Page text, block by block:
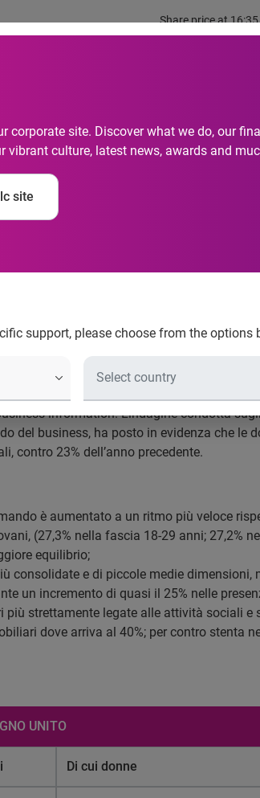
Share price at 16:35
corporate site. Discover what we do, our
vibrant culture, latest news, awards and
site
support, please choose from the options
in
Bretagna
quota rosa ai vertici delle imprese in
information. L’indagine condotta
del business, ha posto in evidenza che
contro 23% dell’anno precedente.
è aumentato a un ritmo più veloce
(27,3% nella fascia 18-29 anni; 27,2%
equilibrio;
consolidate e di piccole medie dimensioni,
un incremento di quasi il 25% nelle
strettamente legate alle attività sociali e
dove arriva al 40%; per contro stenta
UNITO
Di cui donne